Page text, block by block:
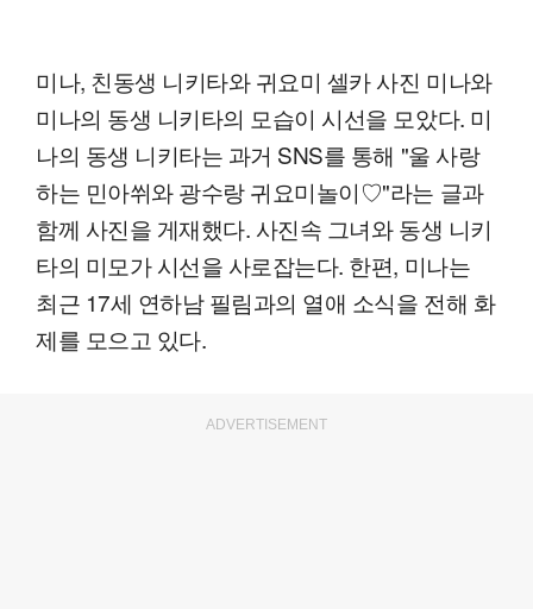
미나, 친동생 니키타와 귀요미 셀카 사진 미나와
미나의 동생 니키타의 모습이 시선을 모았다. 미
나의 동생 니키타는 과거 SNS를 통해 "울 사랑
하는 민아쒸와 광수랑 귀요미놀이♡"라는 글과
함께 사진을 게재했다. 사진속 그녀와 동생 니키
타의 미모가 시선을 사로잡는다. 한편, 미나는
최근 17세 연하남 필림과의 열애 소식을 전해 화
제를 모으고 있다.
ADVERTISEMENT